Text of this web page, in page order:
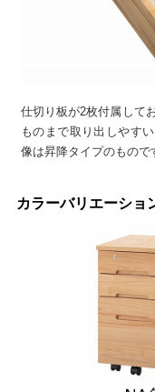
仕切り板が2枚付属して
ものまで取り出しやす
像は昇降タイプのもので
カラーバリエーショ